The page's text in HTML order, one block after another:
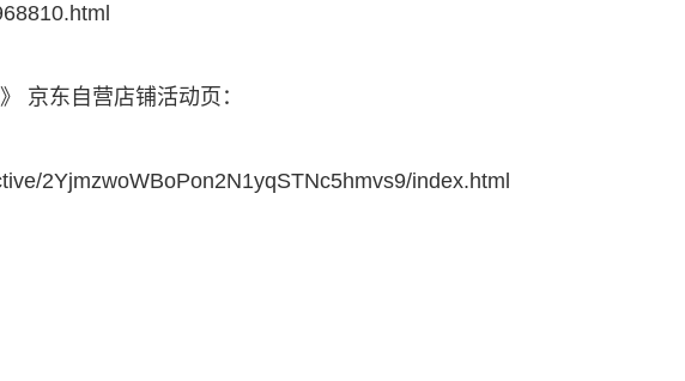
京东自营店铺活动页：
2YjmzwoWBoPon2N1yqSTNc5hmvs9/index.html